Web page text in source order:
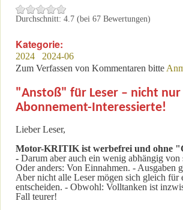
Durchschnitt: 4.7 (bei 67 Bewertungen)
Kategorie:
2024
2024-06
Zum Verfassen von Kommentaren bitte
"Anstoß" für Leser – nicht
Abonnement-Interessierte!
Lieber Leser,
Motor-KRITIK ist werbefrei und ohne
- Darum aber auch ein wenig abhängig von
Oder anders: Von Einnahmen. - Ausgaben
Aber nicht alle Leser mögen sich gleich für
entscheiden. - Obwohl: Volltanken ist
Fall teurer!